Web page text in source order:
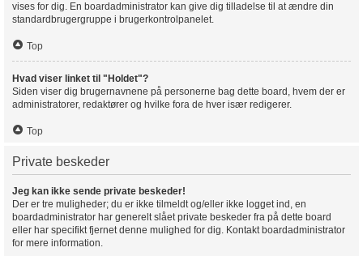
vises for dig. En boardadministrator kan give dig tilladelse til at ændre din
standardbrugergruppe i brugerkontrolpanelet.
Top
Hvad viser linket til "Holdet"?
Siden viser dig brugernavnene på personerne bag dette board, hvem der er
administratorer, redaktører og hvilke fora de hver især redigerer.
Top
Private beskeder
Jeg kan ikke sende private beskeder!
Der er tre muligheder; du er ikke tilmeldt og/eller ikke logget ind, en
boardadministrator har generelt slået private beskeder fra på dette board
eller har specifikt fjernet denne mulighed for dig. Kontakt boardadministrator
for mere information.